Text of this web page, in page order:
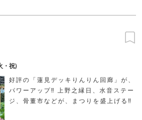
・祝)
好評の「蓮見デッキりんりん回廊」が、
パワーアップ‼ 上野之縁日、水音ステー
ジ、骨董市などが、まつりを盛上げる‼